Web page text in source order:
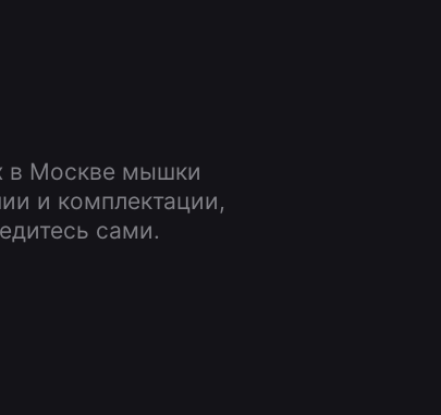
в Москве мышки
и комплектации,
сами.